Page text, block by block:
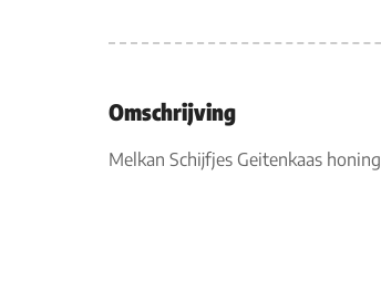
Omschrijving
Melkan Schijfjes Geitenkaas honing